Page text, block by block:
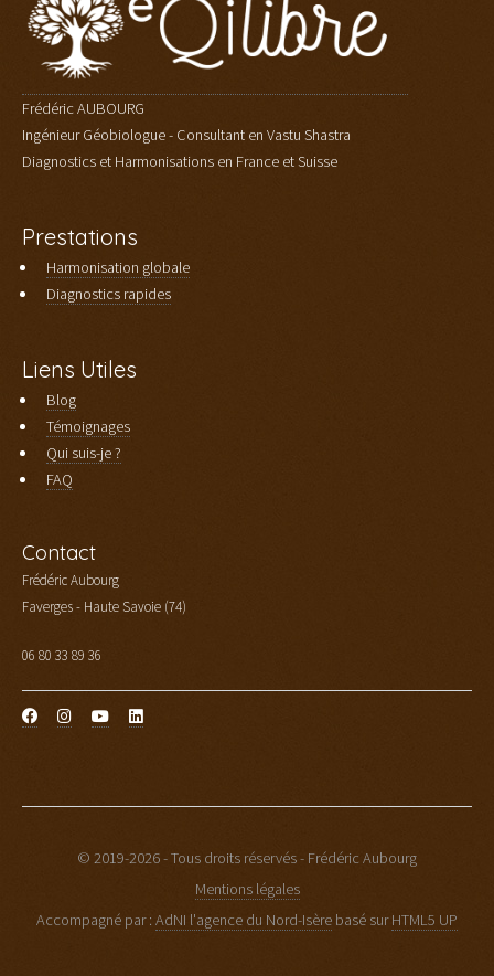
Frédéric AUBOURG
Ingénieur Géobiologue - Consultant en Vastu Shastra
Diagnostics et Harmonisations en France et Suisse
Prestations
Harmonisation globale
Diagnostics rapides
Liens Utiles
Blog
Témoignages
Qui suis-je ?
FAQ
Contact
Frédéric Aubourg
Faverges - Haute Savoie (74)
06 80 33 89 36
© 2019-2026 - Tous droits réservés - Frédéric Aubourg
Mentions légales
Accompagné par : AdNI l'agence du Nord-Isère basé surHTML5 UP